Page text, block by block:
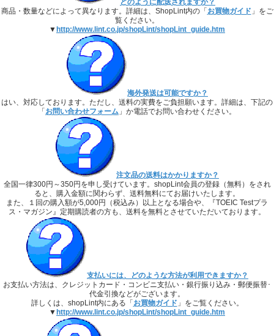
どのように配送されますか？
商品・数量などによって異なります。詳細は、ShopLint内の「 お買物ガイド 」をご
覧ください。
▼ http://www.lint.co.jp/shopLint/shopLint_guide.htm
海外発送は可能ですか？
はい、対応しております。ただし、送料の実費をご負担願います。詳細は、下記の
「 お問い合わせフォーム 」か電話でお問い合わせください。
注文品の送料はかかりますか？
全国一律300円～350円を申し受けています。shopLint会員の登録（無料）をされ
ると、購入金額に関わらず、送料無料にてお届けいたします。
また、１回の購入額が5,000円（税込み）以上となる場合や、『TOEIC Testプラ
ス・マガジン』定期購読者の方も、送料を無料とさせていただいております。
支払いには、どのような方法が利用できますか？
お支払い方法は、クレジットカード・コンビニ支払い・銀行振り込み・郵便振替･
代金引換などがございます。
詳しくは、shopLint内にある「 お買物ガイド 」をご覧ください。
▼ http://www.lint.co.jp/shopLint/shopLint_guide.htm